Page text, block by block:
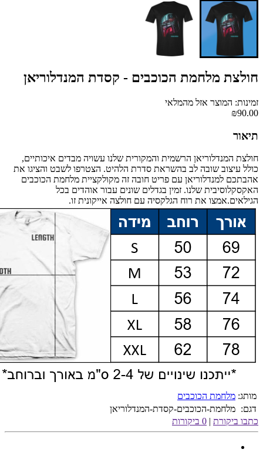
חולצת מלחמת הכוכבים - קסדת המנדלוריאן
זמינות: המוצר אזל מהמלאי
₪90.00
תיאור
חולצת המנדלוריאן הרשמית והמקורית שלנו עשויה מבדים איכותיים,
כולל עיצוב שובה לב בהשראת סדרת הלהיט. הצטרפו לשבט והציגו את
אהבתכם למנדלוריאן עם פריט חובה זה מקולקציית מלחמת הכוכבים
האקסקלוסיבית שלנו. זמין בגדלים שונים עבור אוהדים בכל
הגילאים.אמצו את רוח הגלקסיה עם חולצה אייקונית זו.
מותג: מלחמת הכוכבים
דגם: מלחמת-הכוכבים-קסדת-המנדלוריאן
כתבו ביקורת | 0 ביקורות